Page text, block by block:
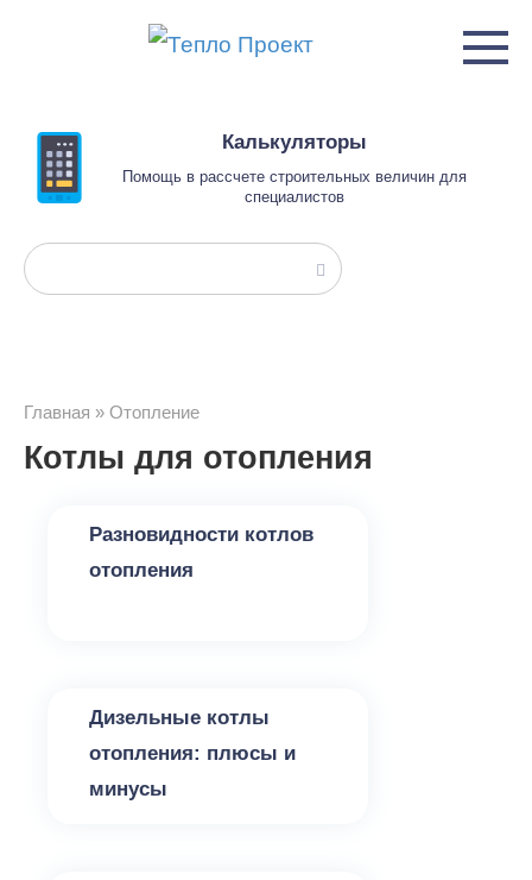
Калькуляторы
Помощь в рассчете строительных величин для
специалистов
Поиск:
Главная » Отопление
Котлы для отопления
Котлы для отопления
Разновидности котлов
отопления
Дизельные котлы
отопления: плюсы и
минусы